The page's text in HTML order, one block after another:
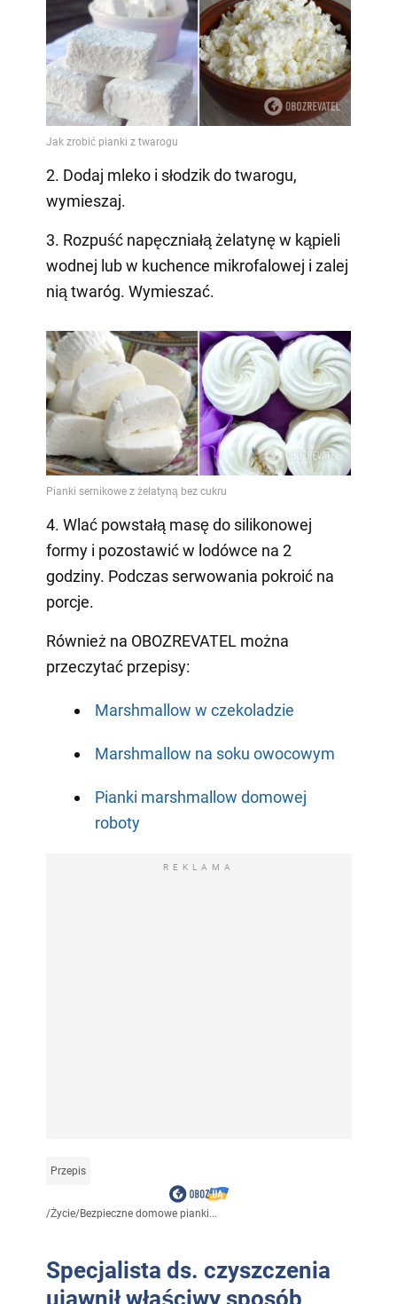
2. Dodaj mleko i słodzik do twarogu,
wymieszaj.
3. Rozpuść napęczniałą żelatynę w kąpieli
wodnej lub w kuchence mikrofalowej i zalej
nią twaróg. Wymieszać.
4. Wlać powstałą masę do silikonowej
formy i pozostawić w lodówce na 2
godziny. Podczas serwowania pokroić na
porcje.
Również na OBOZREVATEL można
przeczytać przepisy:
Marshmallow w czekoladzie
Marshmallow na soku owocowym
Pianki marshmallow domowej
roboty
REKLAMA
Przepis
/Życie/Bezpieczne domowe pianki...
Specjalista ds. czyszczenia
ujawnił właściwy sposób